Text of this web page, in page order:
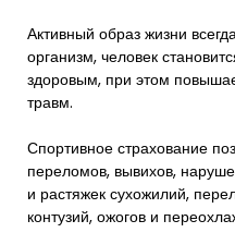
Активный образ жизни
организм, человек
здоровым, при этом
травм.
Спортивное страхование
переломов, вывихов,
и растяжек сухожилий,
контузий, ожогов и